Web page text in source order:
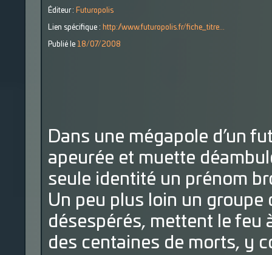
Éditeur : Futuropolis
Lien spécifique : http://www.futuropolis.fr/fiche_titre...
Publié le 18/07/2008
Dans une mégapole d’un
apeurée et muette
seule identité un prénom
Un peu plus loin un groupe
désespérés, mettent le feu
des centaines de morts, y